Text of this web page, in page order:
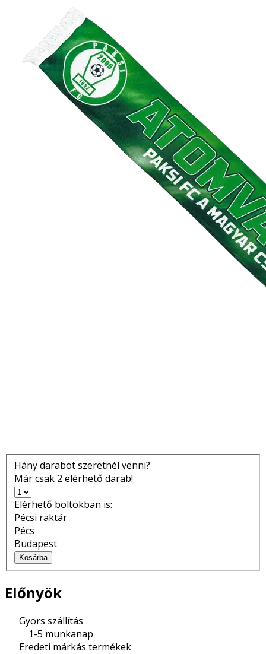
Hány darabot szeretnél venni?
Már csak 2 elérhető darab!
Elérhető boltokban is:
Pécsi raktár
Pécs
Budapest
Kosárba
Előnyök
Gyors szállítás
1-5 munkanap
Eredeti márkás termékek